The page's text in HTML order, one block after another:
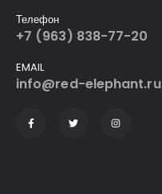
Телефон
+7 (963) 838-77-20
EMAIL
info@red-elephant.ru